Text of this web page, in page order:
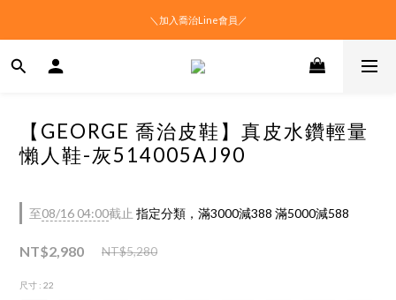
＼加入喬治Line會員／
【GEORGE 喬治皮鞋】真皮水鑽輕量
懶人鞋-灰514005AJ90
至08/16 04:00截止 指定分類，滿3000減388 滿5000減588
NT$2,980 NT$5,280
尺寸 : 22